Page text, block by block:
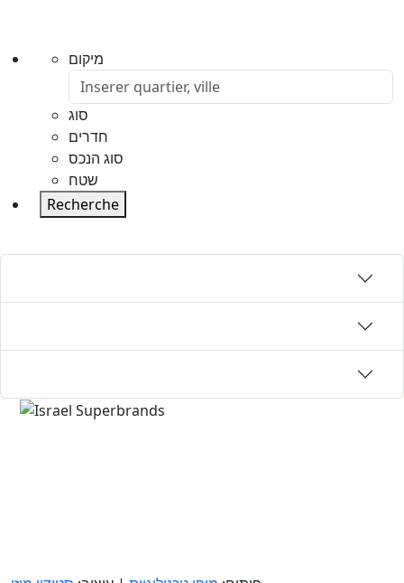
מיקום
סוג
חדרים
סוג הנכס
שטח
Recherche